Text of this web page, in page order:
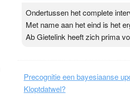
zijn. Door…Lees meer
topspsort › [...]
Ondertussen het complete
Met name aan het eind is het
Ab Gietelink heeft zich prima
Precognitie een bayesiaanse
Kloptdatwel?